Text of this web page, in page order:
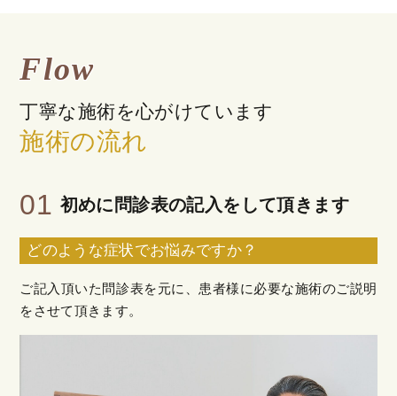
Flow
丁寧な施術を心がけています
施術の流れ
01 初めに問診表の記入をして頂きます
どのような症状でお悩みですか？
ご記入頂いた問診表を元に、患者様に必要な施術のご説明
をさせて頂きます。